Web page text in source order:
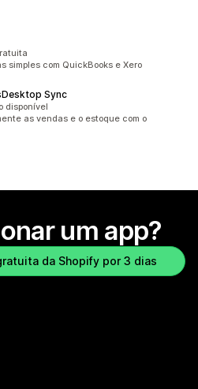
simples com QuickBooks e Xero
Sync
disponível
as vendas e o estoque com o
um app?
da Shopify por 3 dias